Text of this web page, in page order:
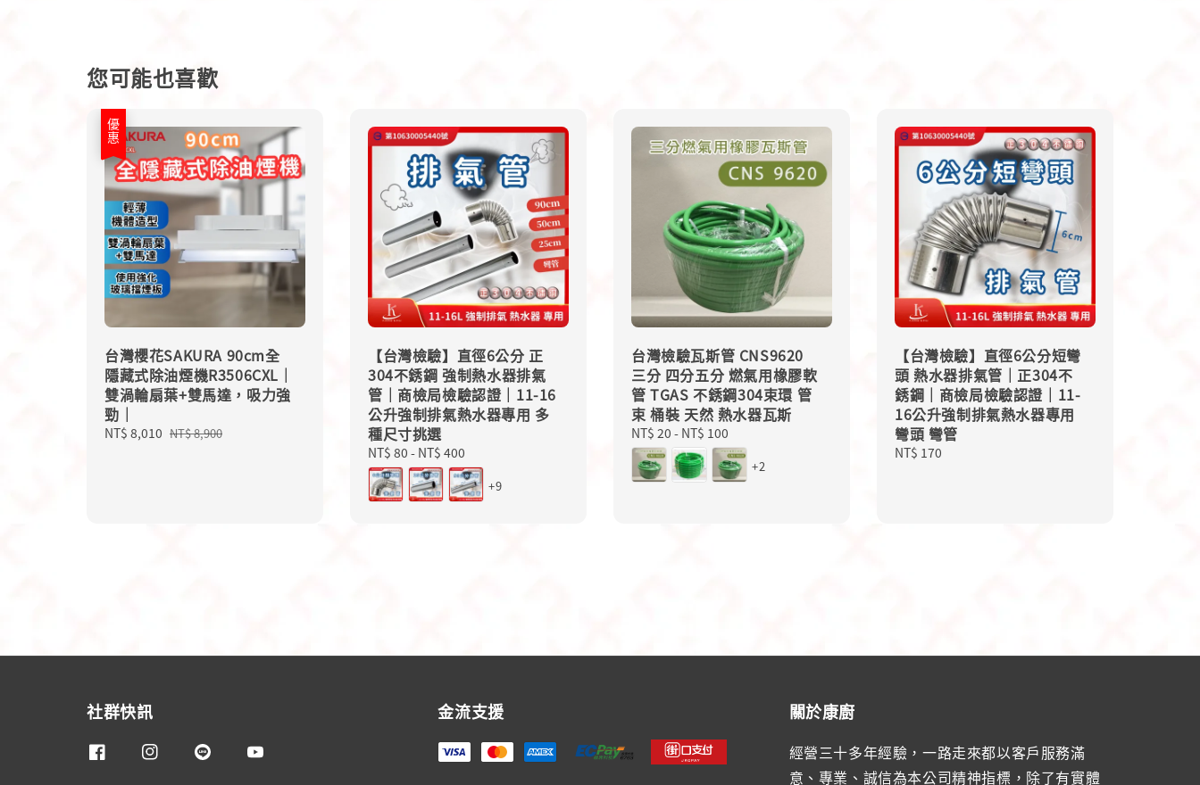
您可能也喜歡
優惠
台灣櫻花SAKURA 90cm全
隱藏式除油煙機R3506CXL｜
雙渦輪扇葉+雙馬達，吸力強
勁｜
Sale
NT$ 8,010 Regular
NT$ 8,900
【台灣檢驗】直徑6公分 正
304不銹鋼 強制熱水器排氣
管｜商檢局檢驗認證｜11-16
公升強制排氣熱水器專用 多
種尺寸挑選
Regular
price
NT$ 80 - NT$ 400
+9
台灣檢驗瓦斯管 CNS9620
三分 四分五分 燃氣用橡膠軟
管 TGAS 不銹鋼304束環 管
束 桶裝 天然 熱水器瓦斯
Regular
price
NT$ 20 - NT$ 100
+2
【台灣檢驗】直徑6公分短彎
頭 熱水器排氣管｜正304不
銹鋼｜商檢局檢驗認證｜11-
16公升強制排氣熱水器專用
彎頭 彎管
Regular
NT$ 170
社群快訊 金流支援 關於康廚
經營三十多年經驗，一路走來都以客戶服務滿
意、專業、誠信為本公司精神指標，除了有實體